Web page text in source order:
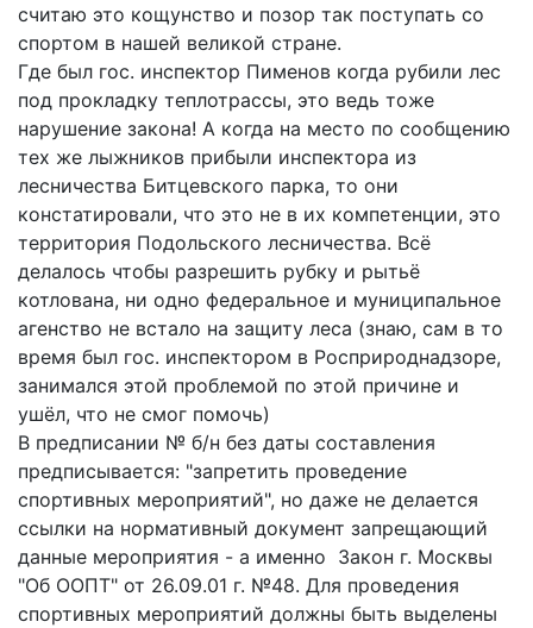
считаю это кощунство и позор так поступать со
спортом в нашей великой стране.
Где был гос. инспектор Пименов когда рубили лес
под прокладку теплотрассы, это ведь тоже
нарушение закона! А когда на место по сообщению
тех же лыжников прибыли инспектора из
лесничества Битцевского парка, то они
констатировали, что это не в их компетенции, это
территория Подольского лесничества. Всё
делалось чтобы разрешить рубку и рытьё
котлована, ни одно федеральное и муниципальное
агенство не встало на защиту леса (знаю, сам в то
время был гос. инспектором в Росприроднадзоре,
занимался этой проблемой по этой причине и
ушёл, что не смог помочь)
В предписании № б/н без даты составления
предписывается: "запретить проведение
спортивных мероприятий", но даже не делается
ссылки на нормативный документ запрещающий
данные мероприятия - а именно Закон г. Москвы
"Об ООПТ" от 26.09.01 г. №48. Для проведения
спортивных мероприятий должны быть выделены